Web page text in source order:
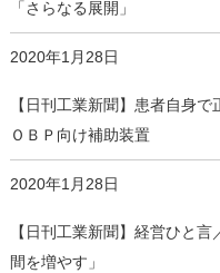
「さらなる展開」
2020年1月28日
【日刊工業新聞】患者自身
ＯＢＰ向け補助装置
2020年1月28日
【日刊工業新聞】経営ひと
間を増やす」